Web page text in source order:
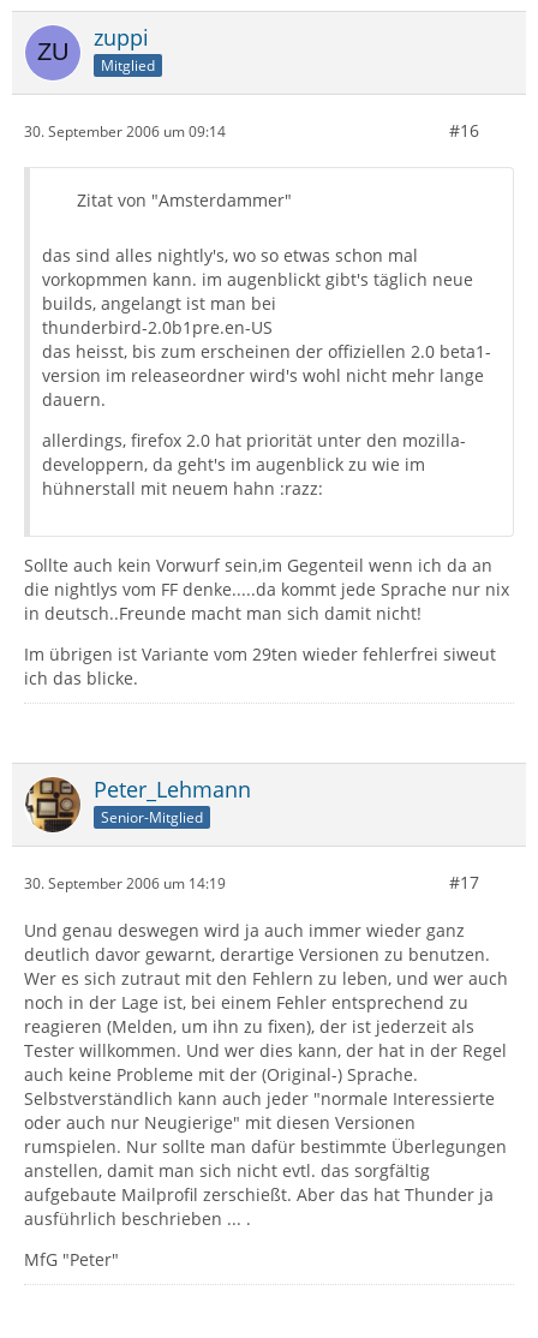
zuppi
Mitglied
30. September 2006 um 09:14 #16
Zitat von "Amsterdammer"
das sind alles nightly's, wo so etwas schon mal
vorkopmmen kann. im augenblickt gibt's täglich neue
builds, angelangt ist man bei
thunderbird-2.0b1pre.en-US
das heisst, bis zum erscheinen der offiziellen 2.0 beta1-
version im releaseordner wird's wohl nicht mehr lange
dauern.
allerdings, firefox 2.0 hat priorität unter den mozilla-
developpern, da geht's im augenblick zu wie im
hühnerstall mit neuem hahn :razz:
Sollte auch kein Vorwurf sein,im Gegenteil wenn ich da an
die nightlys vom FF denke.....da kommt jede Sprache nur nix
in deutsch..Freunde macht man sich damit nicht!
Im übrigen ist Variante vom 29ten wieder fehlerfrei siweut
ich das blicke.
Peter_Lehmann
Senior-Mitglied
30. September 2006 um 14:19 #17
Und genau deswegen wird ja auch immer wieder ganz
deutlich davor gewarnt, derartige Versionen zu benutzen.
Wer es sich zutraut mit den Fehlern zu leben, und wer auch
noch in der Lage ist, bei einem Fehler entsprechend zu
reagieren (Melden, um ihn zu fixen), der ist jederzeit als
Tester willkommen. Und wer dies kann, der hat in der Regel
auch keine Probleme mit der (Original-) Sprache.
Selbstverständlich kann auch jeder "normale Interessierte
oder auch nur Neugierige" mit diesen Versionen
rumspielen. Nur sollte man dafür bestimmte Überlegungen
anstellen, damit man sich nicht evtl. das sorgfältig
aufgebaute Mailprofil zerschießt. Aber das hat Thunder ja
ausführlich beschrieben ... .
MfG "Peter"